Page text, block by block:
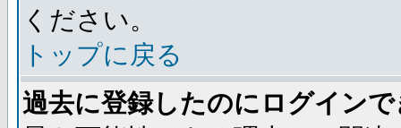
ください。
トップに戻る
過去に登録したのにログイン